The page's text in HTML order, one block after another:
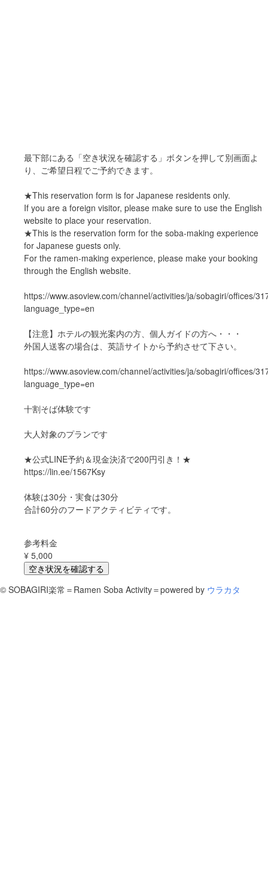
最下部にある「空き状況を確認する」ボタンを押して別画面よ
り、ご希望日程でご予約できます。
★This reservation form is for Japanese residents only.
If you are a foreign visitor, please make sure to use the English
website to place your reservation.
★This is the reservation form for the soba-making experience
for Japanese guests only.
For the ramen-making experience, please make your booking
through the English website.
https://www.asoview.com/channel/activities/ja/sobagiri/offices/
language_type=en
【注意】ホテルの観光案内の方、個人ガイドの方へ・・・
外国人送客の場合は、英語サイトから予約させて下さい。
https://www.asoview.com/channel/activities/ja/sobagiri/offices/
language_type=en
十割そば体験です
大人対象のプランです
★公式LINE予約＆現金決済で200円引き！★
https://lin.ee/1567Ksy
体験は30分・実食は30分
合計60分のフードアクティビティです。
参考料金
¥ 5,000
空き状況を確認する
© SOBAGIRI楽常＝Ramen Soba Activity＝powered by ウラカタ